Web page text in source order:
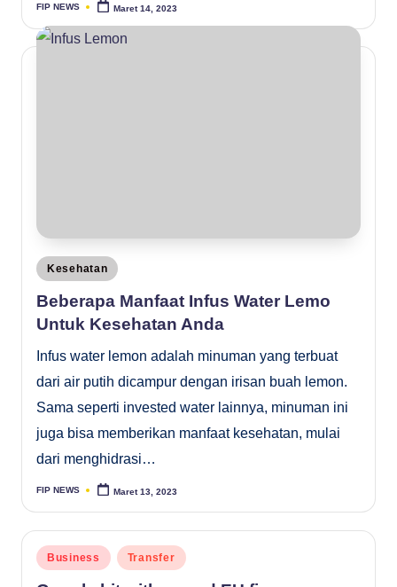
Posted
FIP NEWS Maret 14, 2023
Posted
Kesehatan
Beberapa Manfaat Infus Water Lemo
Untuk Kesehatan Anda
Infus water lemon adalah minuman yang terbuat
dari air putih dicampur dengan irisan buah lemon.
Sama seperti invested water lainnya, minuman ini
juga bisa memberikan manfaat kesehatan, mulai
dari menghidrasi…
Posted
FIP NEWS Maret 13, 2023
Posted
Business Transfer